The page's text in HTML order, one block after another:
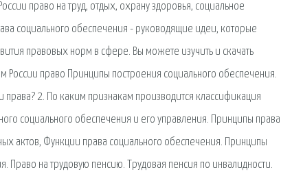
право на труд, отдых, охрану здоровья, социальное
социального обеспечения - руководящие идеи, которые
правовых норм в сфере. Вы можете изучить и скачать
России право Принципы построения социального обеспечения.
2. По каким признакам производится классификация
социального обеспечения и его управления. Принципы права
актов, Функции права социального обеспечения. Принципы
Право на трудовую пенсию. Трудовая пенсия по инвалидности.